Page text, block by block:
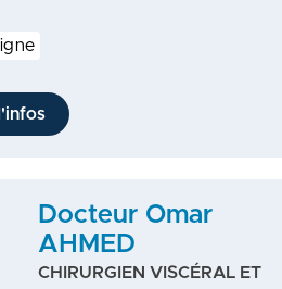
Docteur Omar
AHMED
CHIRURGIEN VISCÉRAL ET